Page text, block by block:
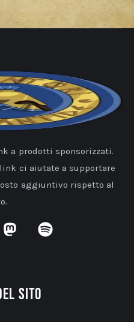
a prodotti sponsorizzati.
ci aiutate a supportare
aggiuntivo rispetto al
sito